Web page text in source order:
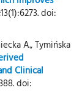
doi:
A., Tymińska
Clinical
doi: